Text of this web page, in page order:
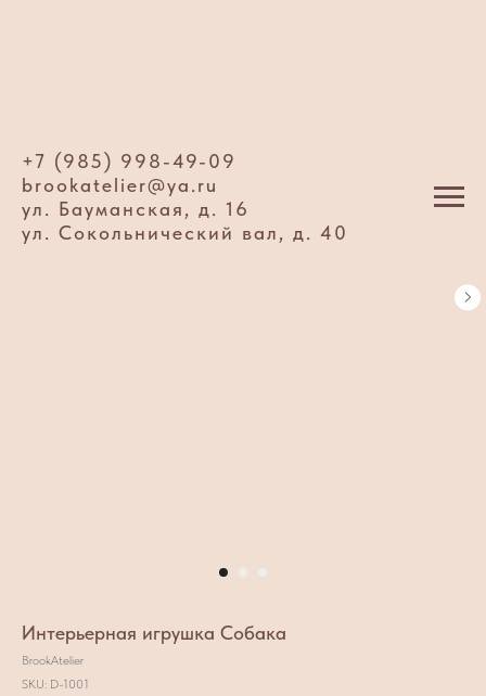
+7 (985) 998-49-09
brookatelier@ya.ru
ул. Бауманская, д. 16
ул. Сокольнический вал, д. 40
Интерьерная игрушка Собака
BrookAtelier
SKU: D-1001